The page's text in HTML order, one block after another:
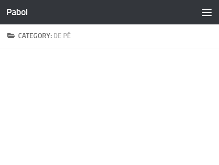
Skip to content
Pabol
CATEGORY: DE PÉ